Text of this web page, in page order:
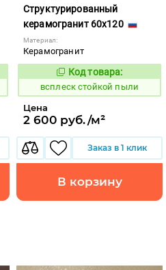
Структурированный
керамогранит 60x120
Материал:
Керамогранит
246701
Код товара:
всплеск стойкой пыли
Цена
2 600 руб./м²
Заказ в 1 клик
В корзину